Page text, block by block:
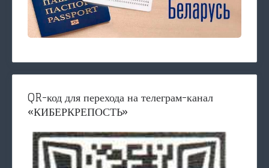
QR-код для перехода на телеграм-канал
«КИБЕРКРЕПОСТЬ»